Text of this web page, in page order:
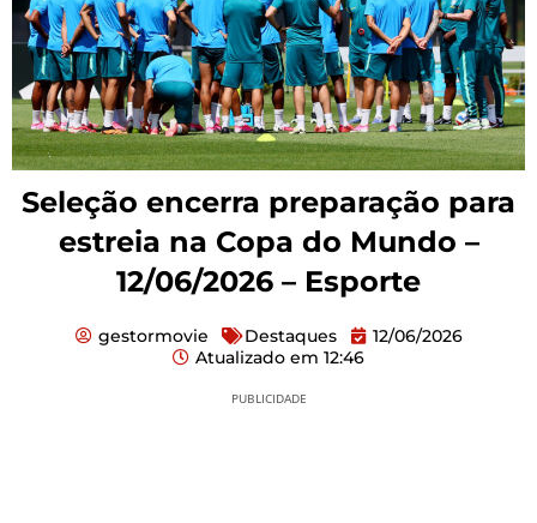
Seleção encerra preparação para
estreia na Copa do Mundo –
12/06/2026 – Esporte
gestormovie Destaques
12/06/2026
Atualizado em 12:46
PUBLICIDADE